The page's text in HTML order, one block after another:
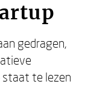
gedragen,
staat te lezen